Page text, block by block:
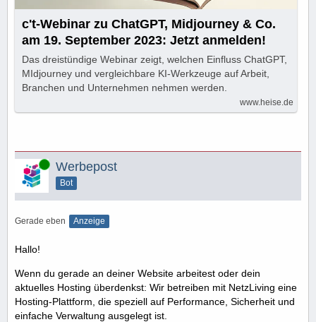
c't-Webinar zu ChatGPT, Midjourney & Co.
am 19. September 2023: Jetzt anmelden!
Das dreistündige Webinar zeigt, welchen Einfluss ChatGPT,
MIdjourney und vergleichbare KI-Werkzeuge auf Arbeit,
Branchen und Unternehmen nehmen werden.
www.heise.de
Online Werbepost
Bot
Gerade eben Anzeige
Hallo!
Wenn du gerade an deiner Website arbeitest oder dein
aktuelles Hosting überdenkst: Wir betreiben mit NetzLiving eine
Hosting-Plattform, die speziell auf Performance, Sicherheit und
einfache Verwaltung ausgelegt ist.